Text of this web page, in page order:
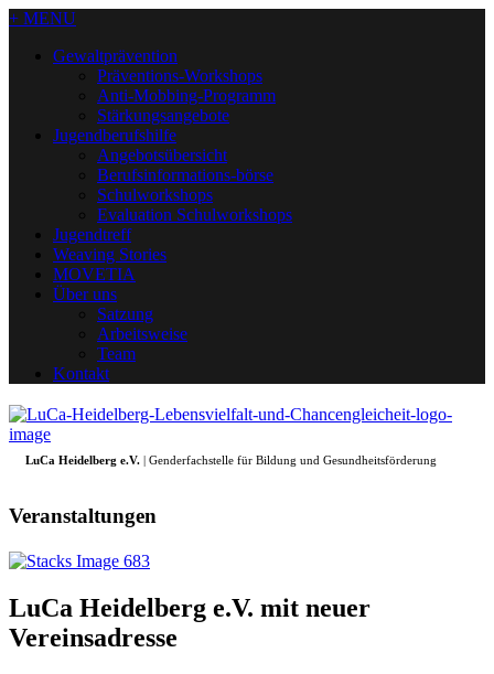
+ MENU
Gewaltprävention
Präventions-Workshops
Anti-Mobbing-Programm
Stärkungsangebote
Jugendberufshilfe
Angebotsübersicht
Berufsinformations-börse
Schulworkshops
Evaluation Schulworkshops
Jugendtreff
Weaving Stories
MOVETIA
Über uns
Satzung
Arbeitsweise
Team
Kontakt
LuCa Heidelberg e.V. | Genderfachstelle für Bildung und Gesundheitsförderung
Veranstaltungen
LuCa Heidelberg e.V. mit neuer
Vereinsadresse